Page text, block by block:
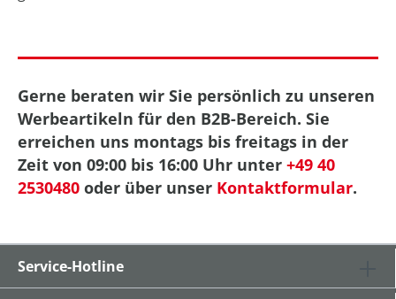
Gerne beraten wir Sie persönlich zu unseren
Werbeartikeln für den B2B-Bereich. Sie
erreichen uns montags bis freitags in der
Zeit von 09:00 bis 16:00 Uhr unter +49 40
2530480 oder über unser Kontaktformular.
Service-Hotline